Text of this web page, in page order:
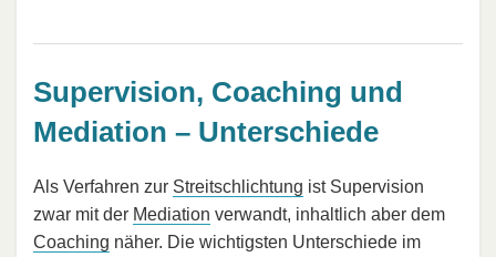
Supervision, Coaching und
Mediation – Unterschiede
Als Verfahren zur Streitschlichtung ist Supervision
zwar mit der Mediation verwandt, inhaltlich aber dem
Coaching näher. Die wichtigsten Unterschiede im